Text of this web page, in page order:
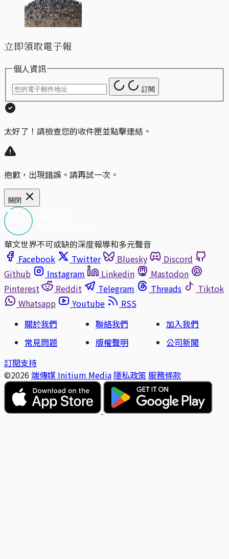
立即領取電子報
個人資訊
訂閱
太好了！請檢查您的收件匣並點擊連結。
抱歉，出現錯誤。請再試一次。
關閉
華文世界不可或缺的深度報導和多元聲音
Facebook
Twitter Bluesky
Discord
Github
Instagram Linkedin
Mastodon
Pinterest
Reddit Telegram Threads
Tiktok
Whatsapp
Youtube
RSS
關於我們
聯絡我們
加入我們
常見問題
版權聲明
公司新聞
訂閱支持
©2026 端傳媒 Initium Media 隱私政策 服務條款